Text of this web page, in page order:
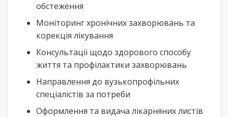
обстеження
Моніторинг хронічних захворювань та
корекція лікування
Консультації щодо здорового способу
життя та профілактики захворювань
Направлення до вузькопрофільних
спеціалістів за потреби
Оформлення та видача лікарняних листів